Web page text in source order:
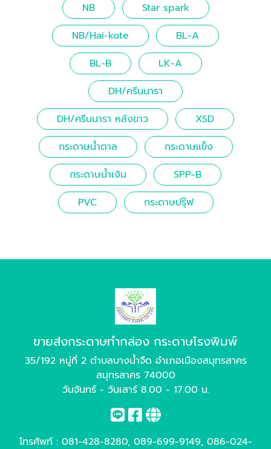
NB
Star spark
NB/Hai-kote
BL-A
BL-B
LK-A
DH/ครีนนารา
DH/ครีนนารา หลังขาว
XSD
กระดาษน้ำตาล
กระดาษแข็ง
กระดาษน้ำเงิน
SPP-B
PVC
กระดาษปรุ๊ฟ
ขายส่งกระดาษทำกล่อง กระดาษโรงพิมพ์
35/192 หมู่ที่ 2 ตำบลบางน้ำจืด อำเภอเมืองสมุทรสาคร
สมุทรสาคร 74000
วันจันทร์ - วันเสาร์ 8.00 - 17.00 น.
โทรศัพท์ : 081-428-8280, 089-699-9149, 086-024-